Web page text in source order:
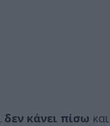
δεν κάνει πίσω και